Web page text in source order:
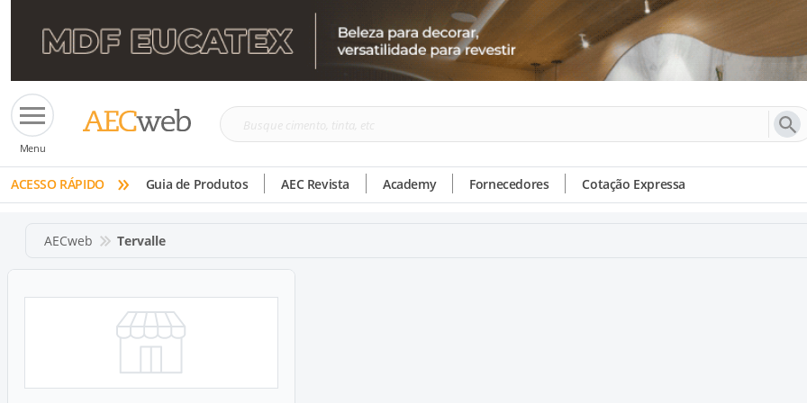
Menu
Busque
tinta,
etc
ACESSO RÁPIDO » Guia de Produtos AEC Revista Academy Fornecedores Cotação Expressa
AECweb Tervalle